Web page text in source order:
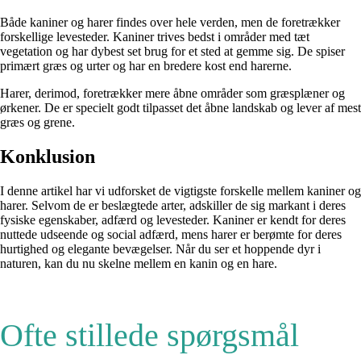
Både kaniner og harer findes over hele verden, men de foretrækker
forskellige levesteder. Kaniner trives bedst i områder med tæt
vegetation og har dybest set brug for et sted at gemme sig. De spiser
primært græs og urter og har en bredere kost end harerne.
Harer, derimod, foretrækker mere åbne områder som græsplæner og
ørkener. De er specielt godt tilpasset det åbne landskab og lever af mest
græs og grene.
Konklusion
I denne artikel har vi udforsket de vigtigste forskelle mellem kaniner og
harer. Selvom de er beslægtede arter, adskiller de sig markant i deres
fysiske egenskaber, adfærd og levesteder. Kaniner er kendt for deres
nuttede udseende og social adfærd, mens harer er berømte for deres
hurtighed og elegante bevægelser. Når du ser et hoppende dyr i
naturen, kan du nu skelne mellem en kanin og en hare.
Ofte stillede spørgsmål